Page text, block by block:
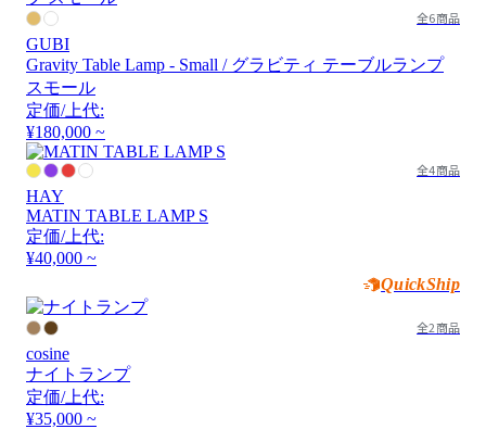
全6商品
GUBI
Gravity Table Lamp - Small / グラビティ テーブルランプ
スモール
定価/上代:
¥180,000 ~
全4商品
HAY
MATIN TABLE LAMP S
定価/上代:
¥40,000 ~
QuickShip
全2商品
cosine
ナイトランプ
定価/上代:
¥35,000 ~